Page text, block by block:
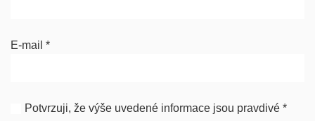
E-mail *
Potvrzuji, že výše uvedené informace jsou pravdivé *